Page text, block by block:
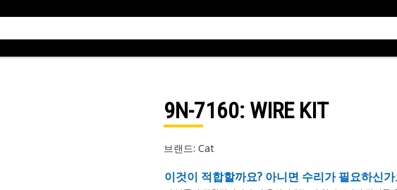
9N-7160: WIRE KIT
브랜드: Cat
이것이 적합할까요? 아니면 수리가 필요하신가